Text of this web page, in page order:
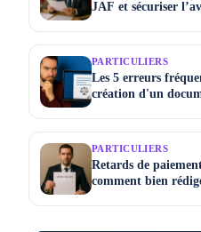
JAF et sécuriser
PARTICULIERS
Les 5 erreurs
création d'un
PARTICULIERS
Retards de
comment bien